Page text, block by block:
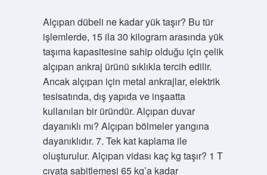
Alçıpan dübeli ne kadar yük taşır? Bu tür
işlemlerde, 15 ila 30 kilogram arasında yük
taşıma kapasitesine sahip olduğu için çelik
alçıpan ankraj ürünü sıklıkla tercih edilir.
Ancak alçıpan için metal ankrajlar, elektrik
tesisatında, dış yapıda ve inşaatta
kullanılan bir üründür. Alçıpan duvar
dayanıklı mı? Alçıpan bölmeler yangına
dayanıklıdır. 7. Tek kat kaplama ile
oluşturulur. Alçıpan vidası kaç kg taşır? 1 T
cıvata sabitlemesi 65 kg’a kadar